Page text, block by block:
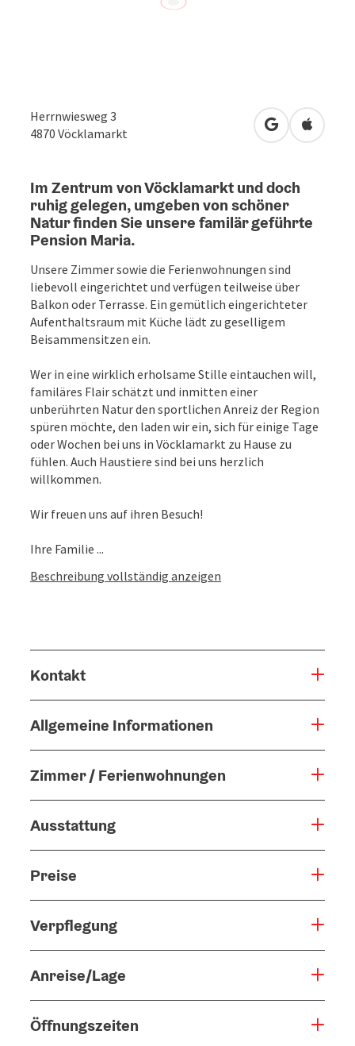
Herrnwiesweg 3
4870 Vöcklamarkt in Google
in
Im Zentrum von Vöcklamarkt und doch
ruhig gelegen, umgeben von schöner
Natur finden Sie unsere familär geführte
Pension Maria.
Unsere Zimmer sowie die Ferienwohnungen sind
liebevoll eingerichtet und verfügen teilweise über
Balkon oder Terrasse. Ein gemütlich eingerichteter
Aufenthaltsraum mit Küche lädt zu geselligem
Beisammensitzen ein.
Wer in eine wirklich erholsame Stille eintauchen will,
familäres Flair schätzt und inmitten einer
unberührten Natur den sportlichen Anreiz der Region
spüren möchte, den laden wir ein, sich für einige Tage
oder Wochen bei uns in Vöcklamarkt zu Hause zu
fühlen. Auch Haustiere sind bei uns herzlich
willkommen.
Wir freuen uns auf ihren Besuch!
Ihre Familie ...
Beschreibung vollständig anzeigen
Kontakt
Allgemeine Informationen
Zimmer / Ferienwohnungen
Ausstattung
Preise
Verpflegung
Anreise/Lage
Öffnungszeiten